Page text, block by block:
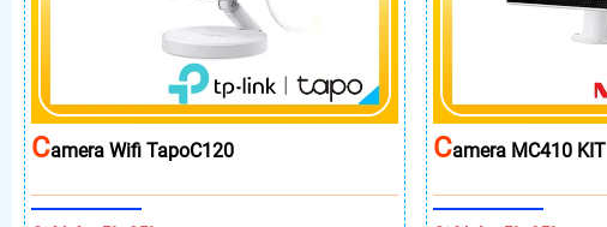
CAmera Wifi TapoC120 CAmera MC410 KIT